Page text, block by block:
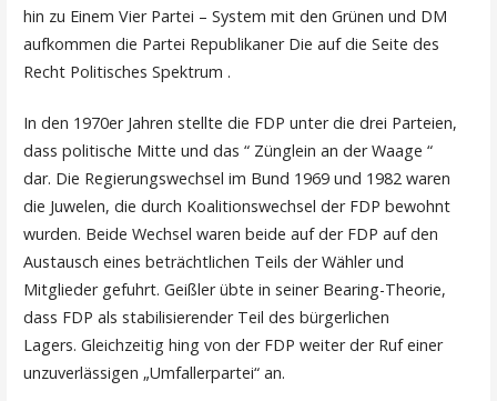
hin zu Einem Vier Partei – System mit den Grünen und DM
aufkommen die Partei Republikaner Die auf die Seite des
Recht Politisches Spektrum .
In den 1970er Jahren stellte die FDP unter die drei Parteien,
dass politische Mitte und das “ Zünglein an der Waage “
dar. Die Regierungswechsel im Bund 1969 und 1982 waren
die Juwelen, die durch Koalitionswechsel der FDP bewohnt
wurden. Beide Wechsel waren beide auf der FDP auf den
Austausch eines beträchtlichen Teils der Wähler und
Mitglieder gefuhrt. Geißler übte in seiner Bearing-Theorie,
dass FDP als stabilisierender Teil des bürgerlichen
Lagers. Gleichzeitig hing von der FDP weiter der Ruf einer
unzuverlässigen „Umfallerpartei“ an.